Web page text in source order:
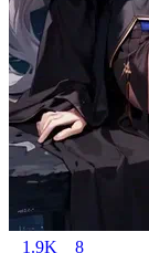
1.9K 8